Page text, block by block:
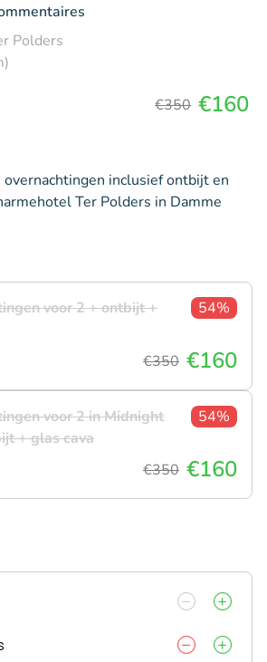
Polders
€350 €160
inclusief ontbijt en
Ter Polders in Damme
voor 2 + ontbijt +
54%
€350 €160
voor 2 in Midnight
+ glas cava
54%
€350 €160